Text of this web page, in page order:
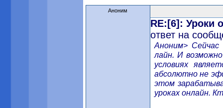
Аноним
RE:[6]: Уроки
ответ на
Аноним> Сейчас
лайн. И
условиях
абсолютно не
этом
уроках онлайн.